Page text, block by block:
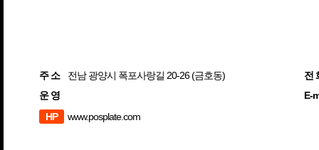
주 소
전남 광양시 폭포사랑길 20-26 (금호동)
운 영
HP
www.posplate.com
전
E-